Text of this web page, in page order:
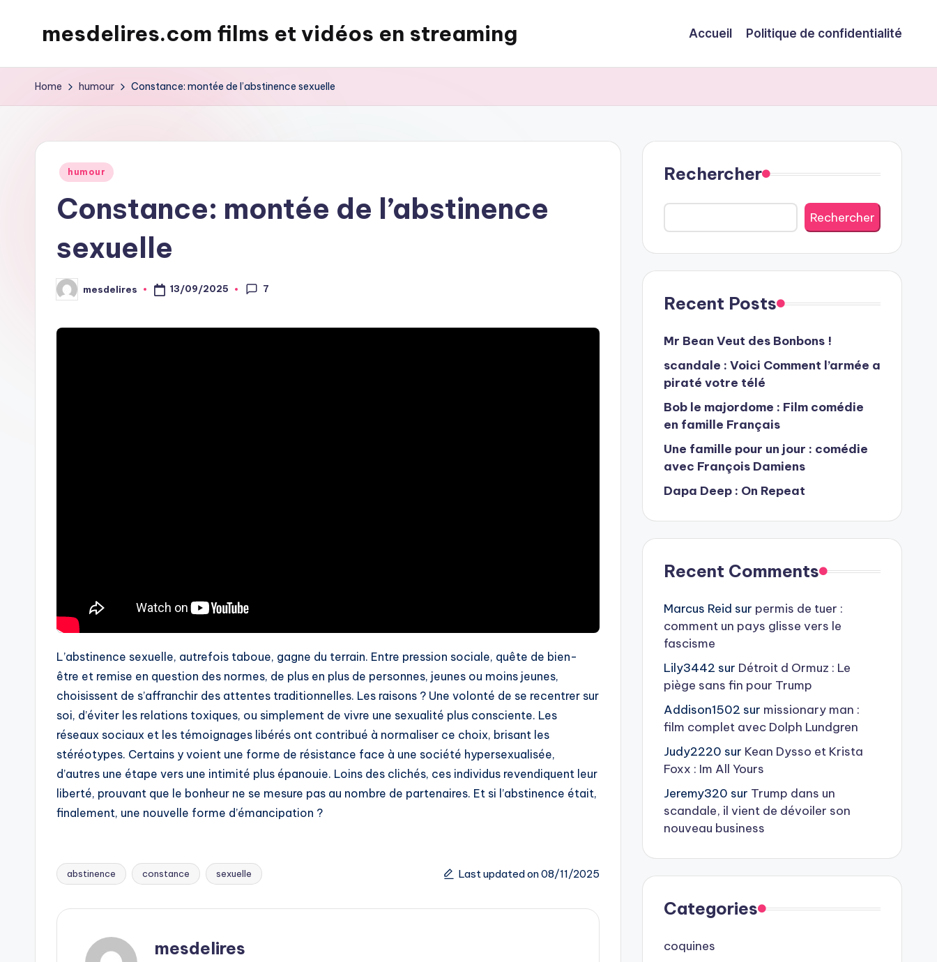
mesdelires.com films et vidéos en streaming
:
video
complet
français
Accueil Politique de confidentialité
Home humour Constance: montée de l’abstinence sexuelle
Posted
humour
Constance: montée de l’abstinence
sexuelle
Posted
by
mesdelires 13/09/2025 7
L’abstinence sexuelle, autrefois taboue, gagne du terrain. Entre pression sociale, quête de bien-
être et remise en question des normes, de plus en plus de personnes, jeunes ou moins jeunes,
choisissent de s’affranchir des attentes traditionnelles. Les raisons ? Une volonté de se recentrer sur
soi, d’éviter les relations toxiques, ou simplement de vivre une sexualité plus consciente. Les
réseaux sociaux et les témoignages libérés ont contribué à normaliser ce choix, brisant les
stéréotypes. Certains y voient une forme de résistance face à une société hypersexualisée,
d’autres une étape vers une intimité plus épanouie. Loins des clichés, ces individus revendiquent leur
liberté, prouvant que le bonheur ne se mesure pas au nombre de partenaires. Et si l’abstinence était,
finalement, une nouvelle forme d’émancipation ?
Tags:
abstinence constance sexuelle Last updated on 08/11/2025
mesdelires
Rechercher
Rechercher
Recent Posts
Mr Bean Veut des Bonbons !
scandale : Voici Comment l’armée a
piraté votre télé
Bob le majordome : Film comédie
en famille Français
Une famille pour un jour : comédie
avec François Damiens
Dapa Deep : On Repeat
Recent Comments
Marcus Reid sur permis de tuer :
comment un pays glisse vers le
fascisme
Lily3442 sur Détroit d Ormuz : Le
piège sans fin pour Trump
Addison1502 sur missionary man :
film complet avec Dolph Lundgren
Judy2220 sur Kean Dysso et Krista
Foxx : Im All Yours
Jeremy320 sur Trump dans un
scandale, il vient de dévoiler son
nouveau business
Categories
coquines